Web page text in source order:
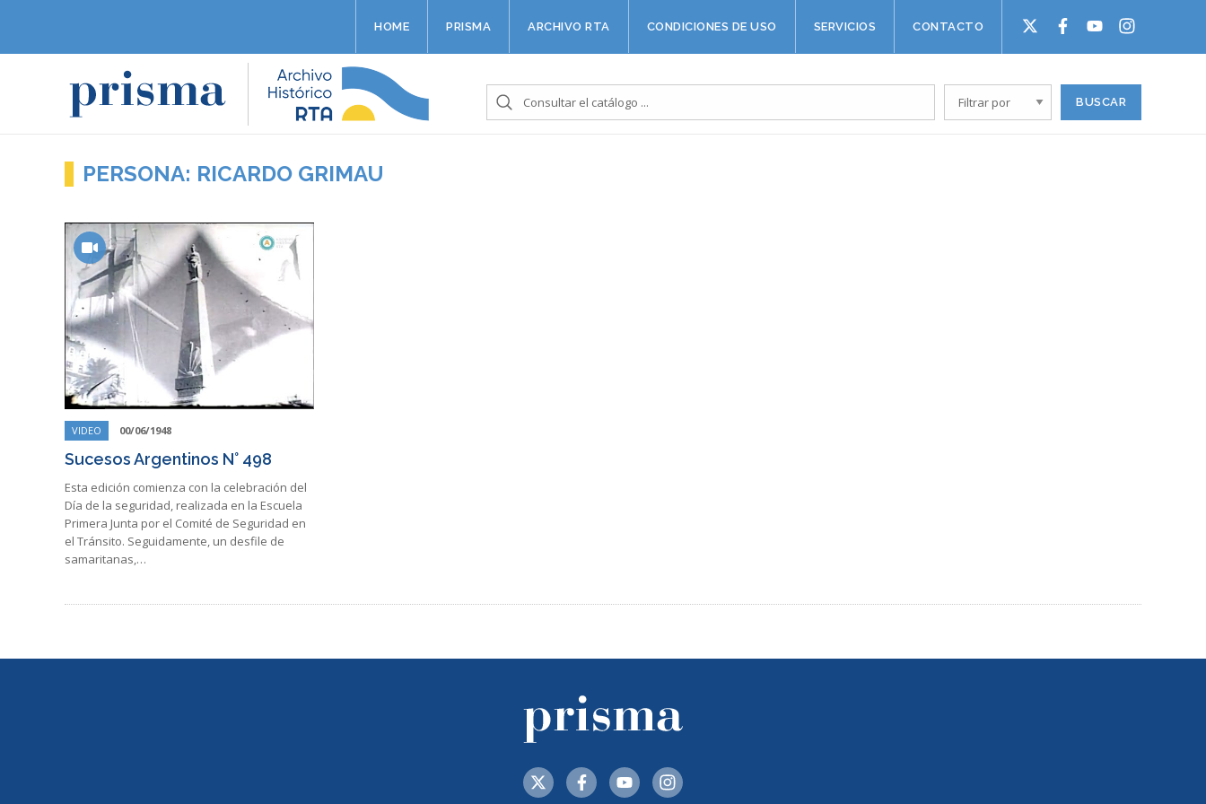
HOME PRISMA ARCHIVO RTA CONDICIONES DE USO SERVICIOS CONTACTO
PERSONA: RICARDO GRIMAU
VIDEO 00/06/1948
Sucesos Argentinos N° 498
Esta edición comienza con la celebración del
Día de la seguridad, realizada en la Escuela
Primera Junta por el Comité de Seguridad en
el Tránsito. Seguidamente, un desfile de
samaritanas,…